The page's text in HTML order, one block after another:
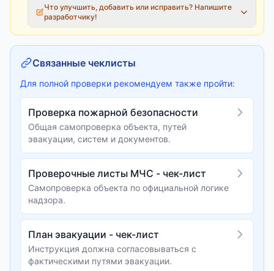
Что улучшить, добавить или исправить? Напишите
разработчику!
Связанные чеклисты
Для полной проверки рекомендуем также пройти:
Проверка пожарной безопасности
Общая самопроверка объекта, путей
эвакуации, систем и документов.
Проверочные листы МЧС - чек-лист
Самопроверка объекта по официальной логике
надзора.
План эвакуации - чек-лист
Инструкция должна согласовываться с
фактическими путями эвакуации.